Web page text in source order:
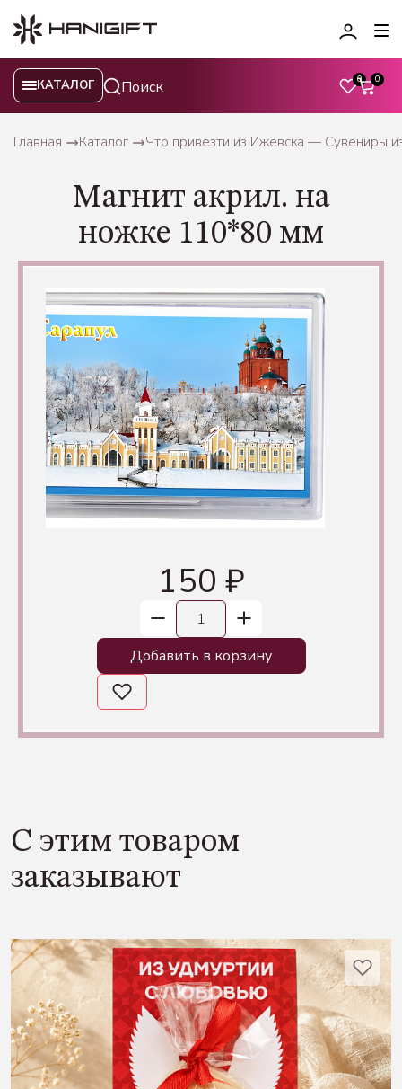
КАТАЛОГ 0 0
Главная Каталог Что привезти из Ижевска — Сувениры
Магнит акрил. на
ножке 110*80 мм
150 ₽
Добавить в корзину
С этим товаром
заказывают